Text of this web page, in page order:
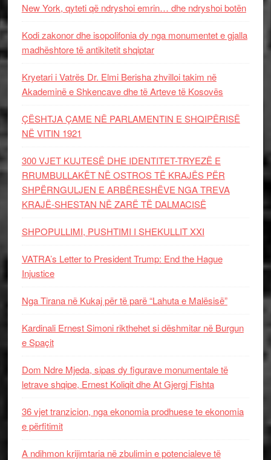
New York, qyteti që ndryshoi emrin… dhe ndryshoi botën
Kodi zakonor dhe isopolifonia dy nga monumentet e gjalla
madhështore të antikitetit shqiptar
Kryetari i Vatrës Dr. Elmi Berisha zhvilloi takim në
Akademinë e Shkencave dhe të Arteve të Kosovës
ÇËSHTJA ÇAME NË PARLAMENTIN E SHQIPËRISË
NË VITIN 1921
300 VJET KUJTESË DHE IDENTITET-TRYEZË E
RRUMBULLAKËT NË OSTROS TË KRAJËS PËR
SHPËRNGULJEN E ARBËRESHËVE NGA TREVA
KRAJË-SHESTAN NË ZARË TË DALMACISË
SHPOPULLIMI, PUSHTIMI I SHEKULLIT XXI
VATRA’s Letter to President Trump: End the Hague
Injustice
Nga Tirana në Kukaj për të parë “Lahuta e Malësisë”
Kardinali Ernest Simoni rikthehet si dëshmitar në Burgun
e Spaçit
Dom Ndre Mjeda, sipas dy figurave monumentale të
letrave shqipe, Ernest Koliqit dhe At Gjergj Fishta
36 vjet tranzicion, nga ekonomia prodhuese te ekonomia
e përfitimit
A ndihmon krijimtaria në zbulimin e potencialeve të